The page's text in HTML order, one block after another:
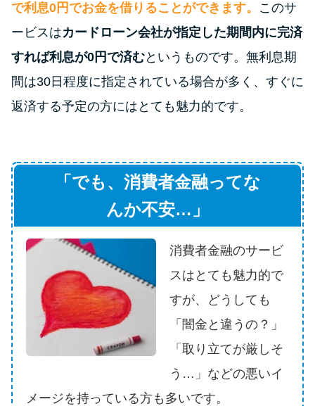
090金融（闇金）からお金を借り
てはいけない理由と借りた場合
の対処法
申し込みブラックとは?判断の目
安や審査に通らない理由
は？3つの判断基準と工面法
アコムはブラックでも審査に通
る？ 自分がブラックか確かめる
アコムとレイクどっちがいい
の？ カードローンの選び方を徹
底解説！
プロミスの返済方法を徹底解
説！ もっとも便利でお得な返済
で利息0円でお金を借りることができます。 このサ
ービスはカードローン会社が指定した期間内に完済
すれば利息が0円で済むというものです。無利息期
間は30日程度に指定されている場合が多く、すぐに
返済する予定の方にはとても魅力的です。
「でも、消費者金融ってな
んか不安…」
消費者金融のサービ
スはとても魅力的で
すが、どうしても
「闇金と違うの？」
「取り立てが厳しそ
う…」などの悪いイ
メージを持っている方も多いです。